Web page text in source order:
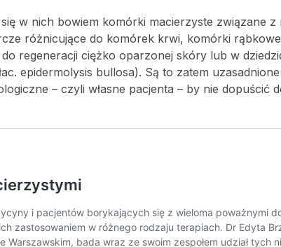
w nich bowiem komórki macierzyste związane z
różnicujące do komórek krwi, komórki
regeneracji ciężko oparzonej skóry lub w
epidermolysis bullosa). Są to zatem
– czyli własne pacjenta – by nie dopuścić